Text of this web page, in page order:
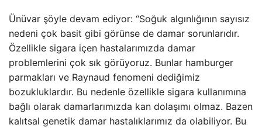
Ünüvar şöyle devam ediyor: “Soğuk algınlığının sayısız
nedeni çok basit gibi görünse de damar sorunlarıdır.
Özellikle sigara içen hastalarımızda damar
problemlerini çok sık görüyoruz. Bunlar hamburger
parmakları ve Raynaud fenomeni dediğimiz
bozukluklardır. Bu nedenle özellikle sigara kullanımına
bağlı olarak damarlarımızda kan dolaşımı olmaz. Bazen
kalıtsal genetik damar hastalıklarımız da olabiliyor. Bu